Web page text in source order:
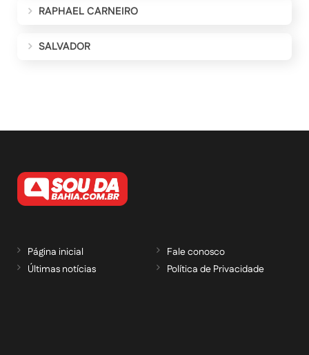
RAPHAEL CARNEIRO
SALVADOR
Página inicial
Últimas notícias
Fale conosco
Política de Privacidade